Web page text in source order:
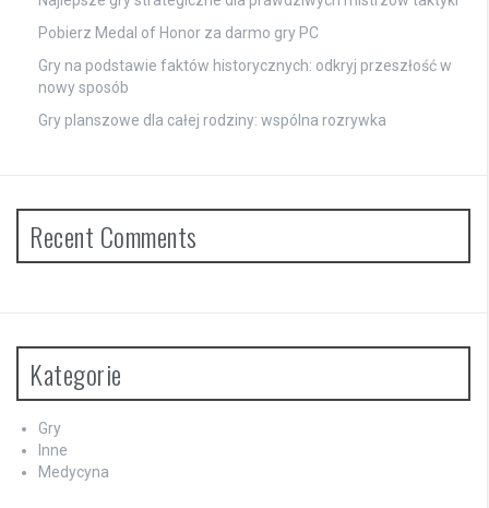
Pobierz Medal of Honor za darmo gry PC
Gry na podstawie faktów historycznych: odkryj przeszłość w
nowy sposób
Gry planszowe dla całej rodziny: wspólna rozrywka
Recent Comments
Kategorie
Gry
Inne
Medycyna